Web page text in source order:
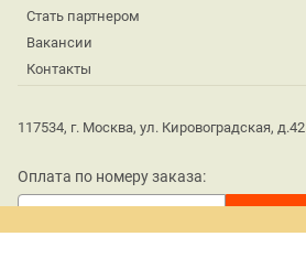
Стать партнером
Вакансии
Контакты
117534, г. Москва, ул. Кировоградская, д.42
Оплата по номеру заказа: